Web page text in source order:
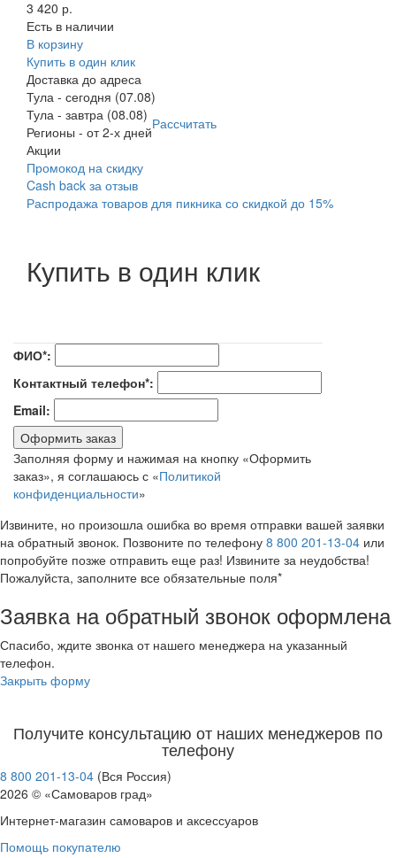
3 420 р.
Есть в наличии
В корзину
Купить в один клик
Доставка до адреса
Тула - сегодня (07.08)
Тула - завтра (08.08) Рассчитать
Регионы - от 2-х дней
Акции
Промокод на скидку
Cash back за отзыв
Распродажа товаров для пикника со скидкой до 15%
Купить в один клик
ФИО*:
Контактный телефон*:
Email:
Оформить заказ
Заполняя форму и нажимая на кнопку «Оформить
заказ», я соглашаюсь с «Политикой
конфиденциальности»
Извините, но произошла ошибка во время отправки вашей заявки
на обратный звонок. Позвоните по телефону 8 800 201-13-04 или
попробуйте позже отправить еще раз! Извините за неудобства!
Пожалуйста, заполните все обязательные поля*
Заявка на обратный звонок оформлена
Спасибо, ждите звонка от нашего менеджера на указанный
телефон.
Закрыть форму
Получите консультацию от наших менеджеров по
телефону
8 800 201-13-04 (Вся Россия)
2026 © «Самоваров град»
Интернет-магазин самоваров и аксессуаров
Помощь покупателю